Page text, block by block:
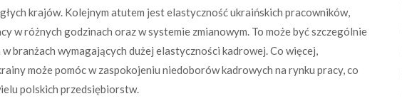
krajów. Kolejnym atutem jest elastyczność ukraińskich pracowników,
w różnych godzinach oraz w systemie zmianowym. To może być szczególnie
branżach wymagających dużej elastyczności kadrowej. Co więcej,
może pomóc w zaspokojeniu niedoborów kadrowych na rynku pracy, co
polskich przedsiębiorstw.